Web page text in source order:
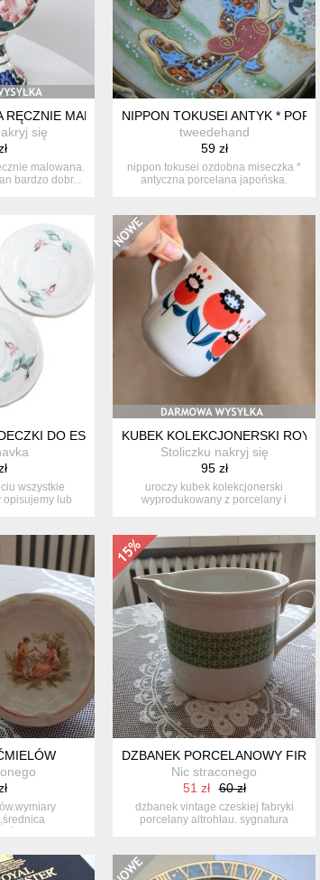
RĘCZNIE MALOWANA, KOŁO, PRL
się
malowana.
bardzo dobr...
NIPPON TOKUSEI ANTYK *
tweedehand
59 zł
nippon tokusei ozdobna miseczka *
antyczna porcelana japońska.
* RUSTIC
DO ESPRESSO TALERZYKI 3SZT PRL
wszystkie
opisujemy lub
KUBEK KOLEKCJONERSKI
Stoliczku nakryj się
95 zł
uroczy kubek kolekcjonerski
wyprodukowany z porcelany i
ślady uży...
DZBANEK PORCELANOWY
Nic straconego
51 zł
60 zł
dzbanek vintage czeskiej fabryki
porcelany altrohlau. sygnatura